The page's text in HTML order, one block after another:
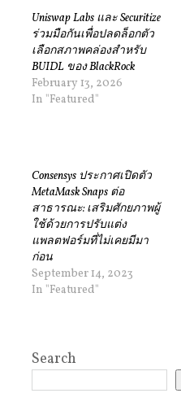
Uniswap Labs และ Securitize
ร่วมมือกันเพื่อปลดล็อกตัว
เลือกสภาพคล่องสำหรับ
BUIDL ของ BlackRock
February 13, 2026
In "Featured"
Consensys ประกาศเปิดตัว
MetaMask Snaps ต่อ
สาธารณะ: เสริมศักยภาพผู้
ใช้ด้วยการปรับแต่ง
แพลตฟอร์มที่ไม่เคยมีมา
ก่อน
September 14, 2023
In "Featured"
Search